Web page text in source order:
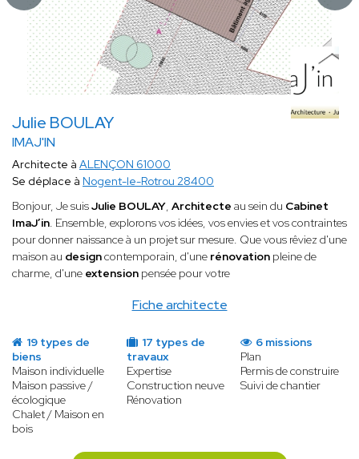
Julie BOULAY
IMAJ'IN
Fiche architecte
Architecte à ALENÇON 61000
Se déplace à Nogent-le-Rotrou 28400
Bonjour, Je suisJulie BOULAY, Architecte au sein du Cabinet
ImaJ’in. Ensemble, explorons vos idées, vos envies et vos contraintes
pour donner naissance à un projet sur mesure. Que vous rêviez d'une
maison au designcontemporain, d'une rénovation pleine de
charme, d'une extension pensée pour votre
19 types de
biens
Maison individuelle
Maison passive /
écologique
Chalet / Maison en
bois
17 types de
travaux
Expertise
Construction neuve
Rénovation
6 missions
Plan
Permis de construire
Suivi de chantier